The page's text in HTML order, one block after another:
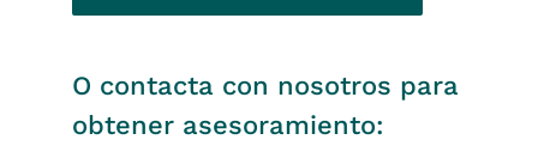
O contacta con nosotros para
obtener asesoramiento: